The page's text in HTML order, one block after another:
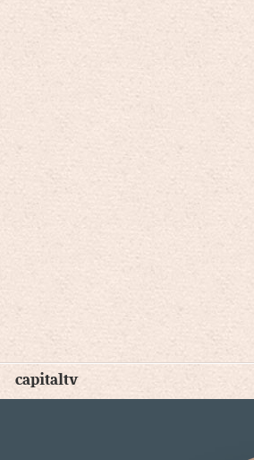
capitaltv